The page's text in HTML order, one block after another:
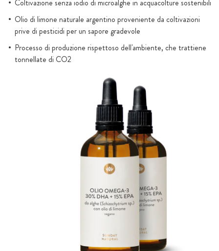
Coltivazione senza iodio di microalghe in acquacolture sostenibili
Olio di limone naturale argentino proveniente da coltivazioni
prive di pesticidi per un sapore gradevole
Processo di produzione rispettoso dell'ambiente, che trattiene
tonnellate di CO2